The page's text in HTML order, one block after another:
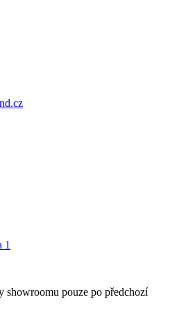
1
showroomu pouze po předchozí